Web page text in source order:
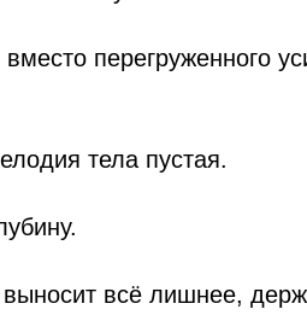
перегруженного
тела пустая.
всё лишнее,